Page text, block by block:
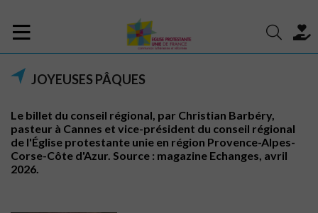
JOYEUSES PÂQUES
Le billet du conseil régional, par Christian Barbéry,
pasteur à Cannes et vice-président du conseil régional
de l'Église protestante unie en région Provence-Alpes-
Corse-Côte d'Azur. Source : magazine Echanges, avril
2026.